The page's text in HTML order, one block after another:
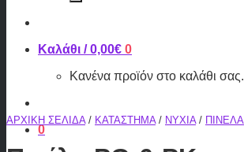
Καλάθι /0,00€ 0
Κανένα προϊόν στο καλάθι σας.
0
ΑΡΧΙΚΉ ΣΕΛΊΔΑ / ΚΑΤΆΣΤΗΜΑ / ΝΎΧΙΑ / ΠΙΝΈΛΑ